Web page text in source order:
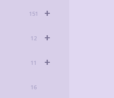
+
151
+
12
+
11
16